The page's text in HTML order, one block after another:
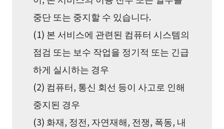
중단 또는 중지할 수 있습니다.
(1) 본 서비스에 관련된 컴퓨터 시스템의
점검 또는 보수 작업을 정기적 또는 긴급
하게 실시하는 경우
(2) 컴퓨터, 통신 회선 등이 사고로 인해
중지된 경우
(3) 화재, 정전, 자연재해, 전쟁, 폭동, 내